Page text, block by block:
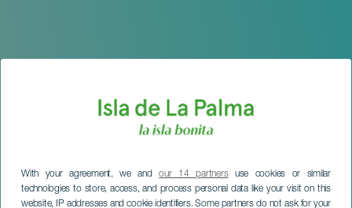
With your agreement, we andour 14 partnersuse cookies or similar
technologies to store, access, and process personal data like your visit on this
website, IP addresses and cookie identifiers. Some partners do not ask for your